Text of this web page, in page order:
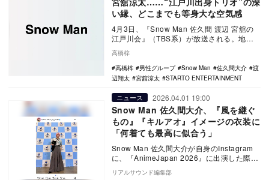
い縁、どこまでも等身大な空気感
4月3日、『Snow Man 佐久間 渡辺 宮舘の
江戸川会』（TBS系）が放送される。地
元・江戸川を舞台に、グルメとお酒を楽し
み…
高橋梓
高橋梓
男性グループ Snow Man 佐久間大介
渡
辺翔太
宮舘涼太 STARTO ENTERTAINMENT
ニュース 2026.04.01 19:00
Snow Man 佐久間大介、『風を継ぐ
もの』『キルアオ』イメージの衣装に
「何着ても最高に似合う」
Snow Man 佐久間大介が自身のInstagram
に、『AnimeJapan 2026』に出演した際の
衣装を公開。アニメ作品…
リアルサウンド編集部